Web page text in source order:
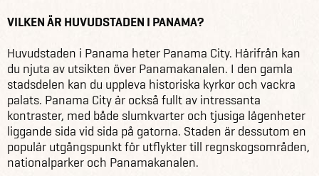
VILKEN ÄR HUVUDSTADEN I PANAMA?
Huvudstaden i Panama heter Panama City. Härifrån kan
du njuta av utsikten över Panamakanalen. I den gamla
stadsdelen kan du uppleva historiska kyrkor och vackra
palats. Panama City är också fullt av intressanta
kontraster, med både slumkvarter och tjusiga lägenheter
liggande sida vid sida på gatorna. Staden är dessutom en
populär utgångspunkt för utflykter till regnskogsområden,
nationalparker och Panamakanalen.